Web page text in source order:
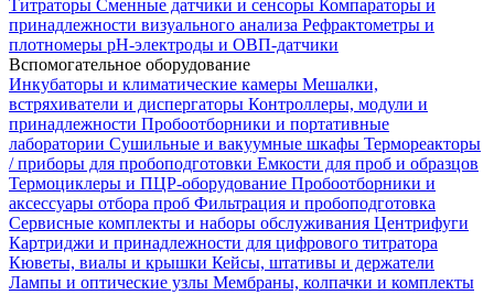
Титраторы Сменные датчики и сенсоры Компараторы и
принадлежности визуального анализа Рефрактометры и
плотномеры pH-электроды и ОВП-датчики
Вспомогательное оборудование
Инкубаторы и климатические камеры Мешалки,
встряхиватели и диспергаторы Контроллеры, модули и
принадлежности Пробоотборники и портативные
лаборатории Сушильные и вакуумные шкафы Термореакторы
/ приборы для пробоподготовки Емкости для проб и образцов
Термоциклеры и ПЦР-оборудование Пробоотборники и
аксессуары отбора проб Фильтрация и пробоподготовка
Сервисные комплекты и наборы обслуживания Центрифуги
Картриджи и принадлежности для цифрового титратора
Кюветы, виалы и крышки Кейсы, штативы и держатели
Лампы и оптические узлы Мембраны, колпачки и комплекты